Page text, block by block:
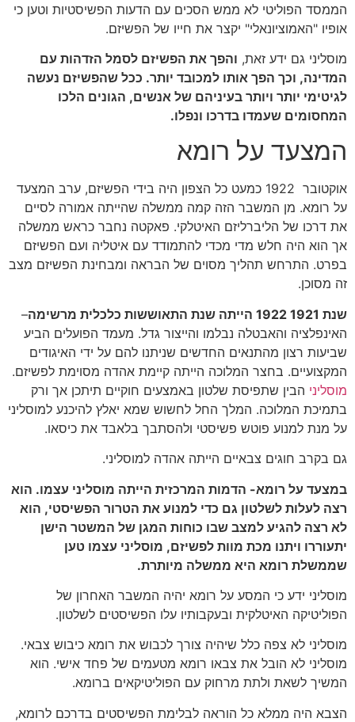
הממסד הפוליטי לא ממש הסכים עם הדעות הפשיסטיות וטען כי
אופיו "האמוציונאלי" יקצר את חייו של הפשיזם.
מוסליני גם ידע זאת, והפך את הפשיזם לסמל הזדהות עם
המדינה, וכך הפך אותו למכובד יותר. ככל שהפשיזם נעשה
לגיטימי יותר ויותר בעיניהם של אנשים, הגונים הלכו
המחסומים שעמדו בדרכו ונפלו.
המצעד על רומא
אוקטובר 1922 כמעט כל הצפון היה בידי הפשיזם, ערב המצעד
על רומא. מן המשבר הזה קמה ממשלה שהייתה אמורה לסיים
את דרכו של הליברליזם האיטלקי. פאקטה נחבר כראש ממשלה
אך הוא היה חלש מדי מכדי להתמודד עם איטליה ועם הפשיזם
בפרט. התרחש תהליך מסוים של הבראה ומבחינת הפשיזם מצב
זה מסוכן.
שנת 1921 1922 הייתה שנת התאוששות כלכלית מרשימה
–
האינפלציה והאבטלה נבלמו והייצור גדל. מעמד הפועלים הביע
שביעות רצון מהתנאים החדשים שניתנו להם על ידי האיגודים
המקצועיים. בחצר המלוכה הייתה קיימת אהדה מסוימת לפשיזם.
מוסליני הבין שתפיסת שלטון באמצעים חוקיים תיתכן אך ורק
בתמיכת המלוכה. המלך החל לחשוש שמא יאלץ להיכנע למוסליני
על מנת למנוע פוטש פשיסטי ולהסתבך בלאבד את כיסאו.
גם בקרב חוגים צבאיים הייתה אהדה למוסליני.
במצעד על רומא- הדמות המרכזית הייתה מוסליני עצמו. הוא
רצה לעלות לשלטון גם כדי למנוע את הטרור הפשיסטי, הוא
לא רצה להגיע למצב שבו כוחות המגן של המשטר הישן
יתעוררו ויתנו מכת מוות לפשיזם, מוסליני עצמו טען
שממשלת רומא היא ממשלה מיותרת.
מוסליני ידע כי המסע על רומא יהיה המשבר האחרון של
הפוליטיקה האיטלקית ובעקבותיו עלו הפשיסטים לשלטון.
מוסליני לא צפה כלל שיהיה צורך לכבוש את רומא כיבוש צבאי.
מוסליני לא הובל את צבאו רומא מטעמים של פחד אישי. הוא
המשיך לשאת ולתת מרחוק עם הפוליטיקאים ברומא.
הצבא היה ממלא כל הוראה לבלימת הפשיסטים בדרכם לרומא,